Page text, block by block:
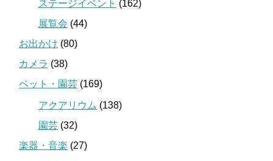
ステージイベント (162)
展覧会 (44)
お出かけ (80)
カメラ (38)
ペット・園芸 (169)
アクアリウム (138)
園芸 (32)
楽器・音楽 (27)